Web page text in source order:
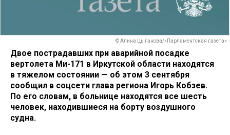
© Алина Цыганова/«Парламентская газета»
Двое пострадавших при аварийной посадке
вертолета Ми-171 в Иркутской области находятся
в тяжелом состоянии — об этом 3 сентября
сообщил в соцсети глава региона Игорь Кобзев.
По его словам, в больнице находятся все шесть
человек, находившиеся на борту воздушного
судна.